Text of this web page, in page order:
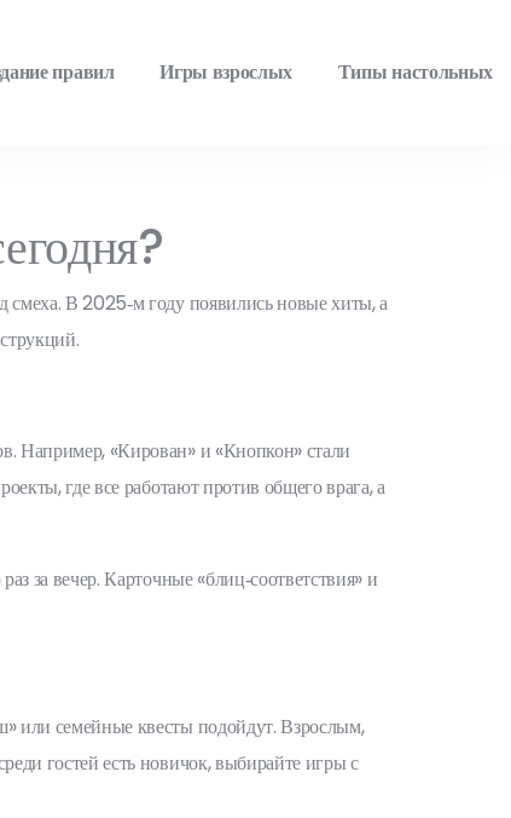
правил Игры взрослых Типы настольных
В 2025‑м году появились новые хиты, а
Например, «Кирован» и «Кнопкон» стали
где все работают против общего врага, а
за вечер. Карточные «блиц‑соответствия» и
или семейные квесты подойдут. Взрослым,
гостей есть новичок, выбирайте игры с